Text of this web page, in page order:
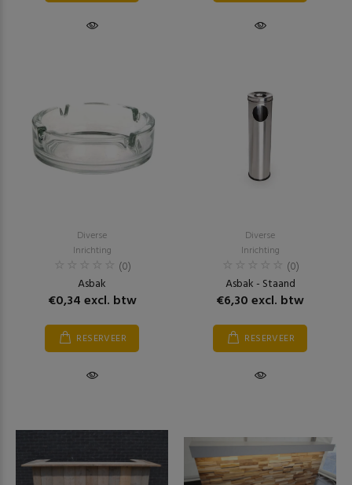
Diverse
Inrichting
(0)
Asbak
€0,34 excl. btw
RESERVEER
Diverse
Inrichting
(0)
Asbak - Staand
€6,30 excl. btw
RESERVEER